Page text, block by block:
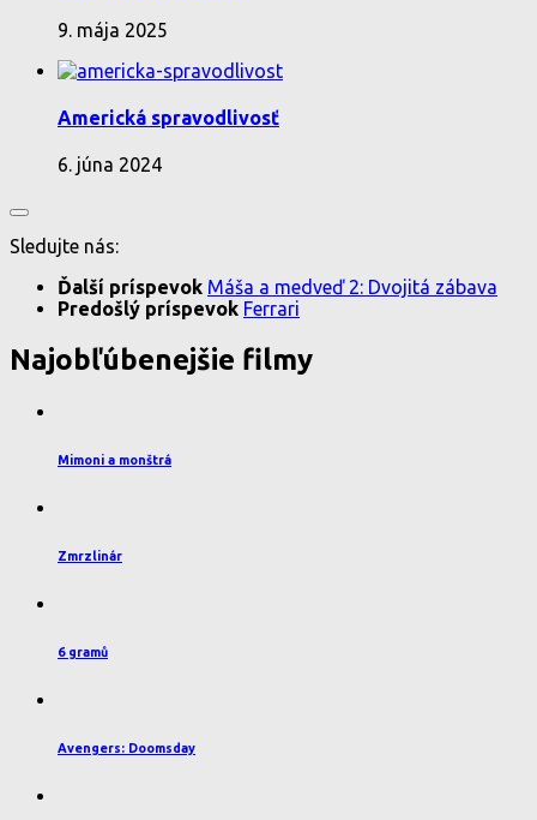
9. mája 2025
Americká spravodlivosť
6. júna 2024
Sledujte nás:
Ďalší príspevok Máša a medveď 2: Dvojitá zábava
Predošlý príspevok Ferrari
Najobľúbenejšie filmy
Mimoni a monštrá
Zmrzlinár
6 gramů
Avengers: Doomsday